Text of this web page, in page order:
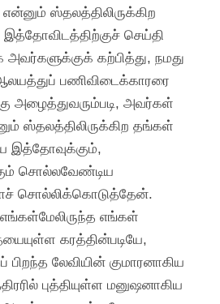
என்னும் ஸ்தலத்திலிருக்கிற
செய்தி
கற்பித்து, நமது
பணிவிடைக்காரரை
அழைத்துவரும்படி, அவர்கள்
ஸ்தலத்திலிருக்கிற தங்கள்
இத்தோவுக்கும்,
சொல்லவேண்டிய
சொல்லிக்கொடுத்தேன்.
எங்கள்
கரத்தின்படியே,
பிறந்த லேவியின் குமாரனாகிய
புத்தியுள்ள மனுஷனாகிய